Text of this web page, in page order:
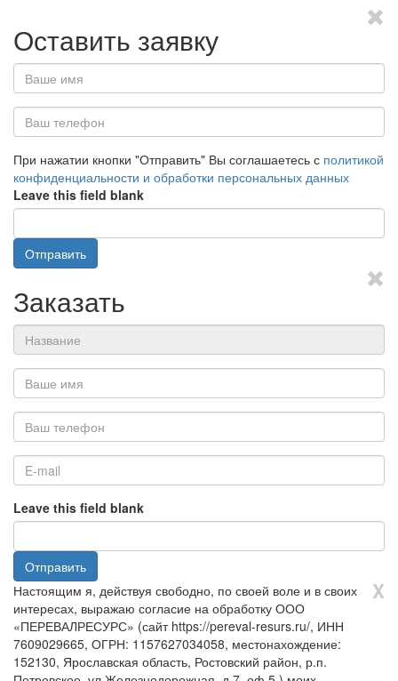
Оставить заявку
Ваше
имя
телефон
*
При нажатии кнопки "Отправить" Вы соглашаетесь с политикой
конфиденциальности и обработки персональных данных
Leave this field blank
Отправить
Заказать
Название
Ваше
имя
*Ваш
телефон
*
mail
Leave this field blank
Отправить
X
Настоящим я, действуя свободно, по своей воле и в своих
интересах, выражаю согласие на обработку ООО
«ПЕРЕВАЛРЕСУРС» (сайт https://pereval-resurs.ru/, ИНН
7609029665, ОГРН: 1157627034058, местонахождение:
152130, Ярославская область, Ростовский район, р.п.